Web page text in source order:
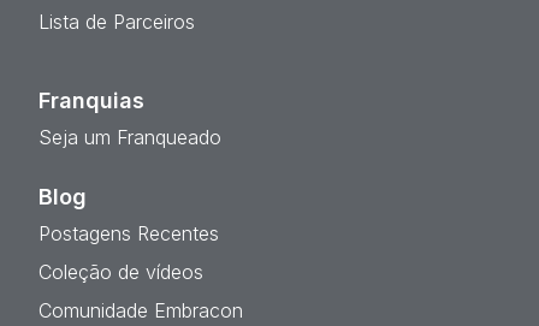
Lista de Parceiros
Franquias
Seja um Franqueado
Blog
Postagens Recentes
Coleção de vídeos
Comunidade Embracon